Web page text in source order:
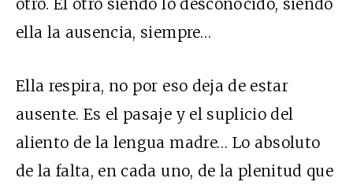
otro. El otro siendo lo desconocido, siendo
ella la ausencia, siempre…
Ella respira, no por eso deja de estar
ausente. Es el pasaje y el suplicio del
aliento de la lengua madre… Lo absoluto
de la falta, en cada uno, de la plenitud que